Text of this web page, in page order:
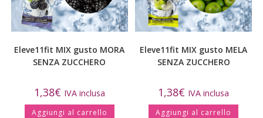
Eleve11fit MIX gusto MORA
SENZA ZUCCHERO
1,38€ IVA inclusa
Aggiungi al carrello
Eleve11fit MIX gusto MELA
SENZA ZUCCHERO
1,38€ IVA inclusa
Aggiungi al carrello